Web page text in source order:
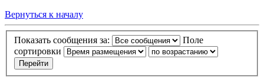
Вернуться к началу
Показать сообщения за:
Поле
сортировки